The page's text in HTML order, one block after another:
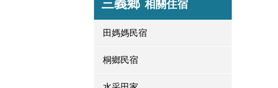
三義鄉 相關住宿
田媽媽民宿
桐鄉民宿